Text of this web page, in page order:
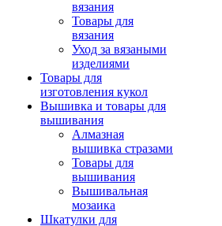
вязания
Товары для
вязания
Уход за вязаными
изделиями
Товары для
изготовления кукол
Вышивка и товары для
вышивания
Алмазная
вышивка стразами
Товары для
вышивания
Вышивальная
мозаика
Шкатулки для